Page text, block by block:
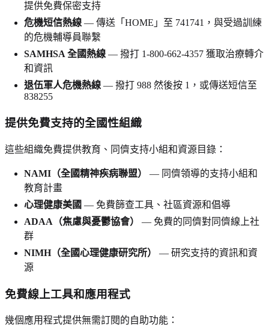
提供免費保密支持
危機短信熱線 — 傳送「HOME」至 741741，與受過訓練
的危機輔導員聯繫
SAMHSA 全國熱線 — 撥打 1-800-662-4357 獲取治療轉介
和資訊
退伍軍人危機熱線 — 撥打 988 然後按 1，或傳送短信至
838255
提供免費支持的全國性組織
這些組織免費提供教育、同儕支持小組和資源目錄：
NAMI（全國精神疾病聯盟）
— 同儕領導的支持小組和
教育計畫
心理健康美國 — 免費篩查工具、社區資源和倡導
ADAA（焦慮與憂鬱協會）
— 免費的同儕對同儕線上社
群
NIMH（全國心理健康研究所）
— 研究支持的資訊和資
源
免費線上工具和應用程式
幾個應用程式提供無需訂閱的自助功能：